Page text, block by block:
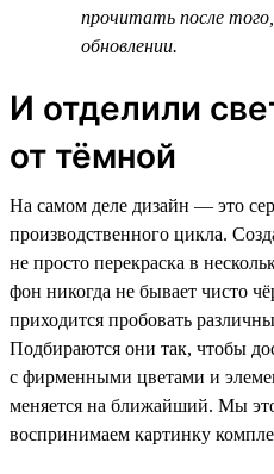
прочитать после
обновлении.
И отделили
от тёмной
На самом деле дизайн — это
производственного цикла.
не просто перекраска в
фон никогда не бывает чисто
приходится пробовать
Подбираются они так, чтобы
с фирменными цветами и
меняется на ближайший. Мы
воспринимаем картинку